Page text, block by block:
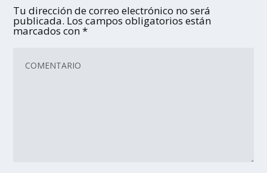
Tu dirección de correo electrónico no será
publicada. Los campos obligatorios están
marcados con*